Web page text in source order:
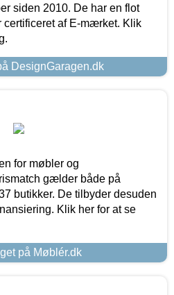
siden 2010. De har en flot
certificeret af E-mærket. Klik
DesignGaragen.dk
for møbler og
gælder både på
butikker. De tilbyder desuden
Klik her for at se
på Møblér.dk